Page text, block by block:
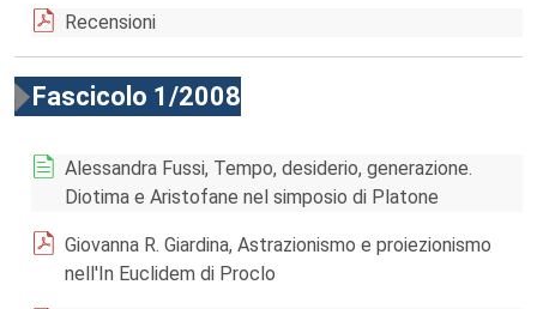
Recensioni
Fascicolo 1/2008
Alessandra Fussi, Tempo, desiderio, generazione.
Diotima e Aristofane nel simposio di Platone
Giovanna R. Giardina, Astrazionismo e proiezionismo
nell'In Euclidem di Proclo